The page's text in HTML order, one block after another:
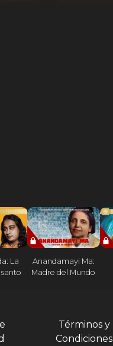
La
Anandamayi Ma:
Madre del Mundo
Términos y
Condiciones